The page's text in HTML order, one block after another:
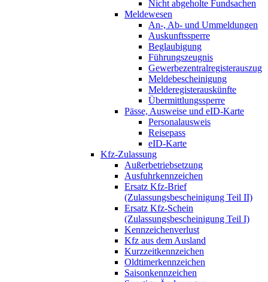
Nicht abgeholte Fundsachen
Meldewesen
An-, Ab- und Ummeldungen
Auskunftssperre
Beglaubigung
Führungszeugnis
Gewerbezentralregisterauszug
Meldebescheinigung
Melderegisterauskünfte
Übermittlungssperre
Pässe, Ausweise und eID-Karte
Personalausweis
Reisepass
eID-Karte
Kfz-Zulassung
Außerbetriebsetzung
Ausfuhrkennzeichen
Ersatz Kfz-Brief
(Zulassungsbescheinigung Teil II)
Ersatz Kfz-Schein
(Zulassungsbescheinigung Teil I)
Kennzeichenverlust
Kfz aus dem Ausland
Kurzzeitkennzeichen
Oldtimerkennzeichen
Saisonkennzeichen